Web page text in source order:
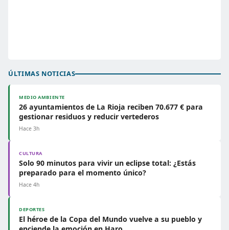
ÚLTIMAS NOTICIAS
MEDIO AMBIENTE
26 ayuntamientos de La Rioja reciben 70.677 € para
gestionar residuos y reducir vertederos
Hace 3h
CULTURA
Solo 90 minutos para vivir un eclipse total: ¿Estás
preparado para el momento único?
Hace 4h
DEPORTES
El héroe de la Copa del Mundo vuelve a su pueblo y